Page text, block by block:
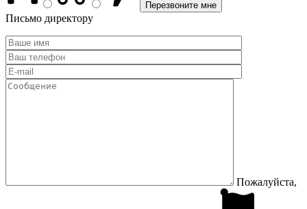
Письмо директору
Пожалуйста,